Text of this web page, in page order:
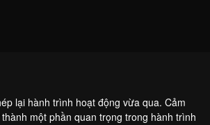
lại hành trình hoạt động vừa qua. Cảm
một phần quan trọng trong hành trình